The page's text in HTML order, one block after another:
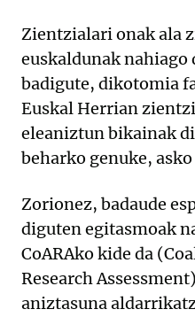
Zientzialari onak ala
euskaldunak
badigute, dikotomia
Euskal Herrian
eleaniztun bikainak
beharko genuke,
Zorionez, badaude
diguten egitasmoak
CoARAko kide da
Research
aniztasuna